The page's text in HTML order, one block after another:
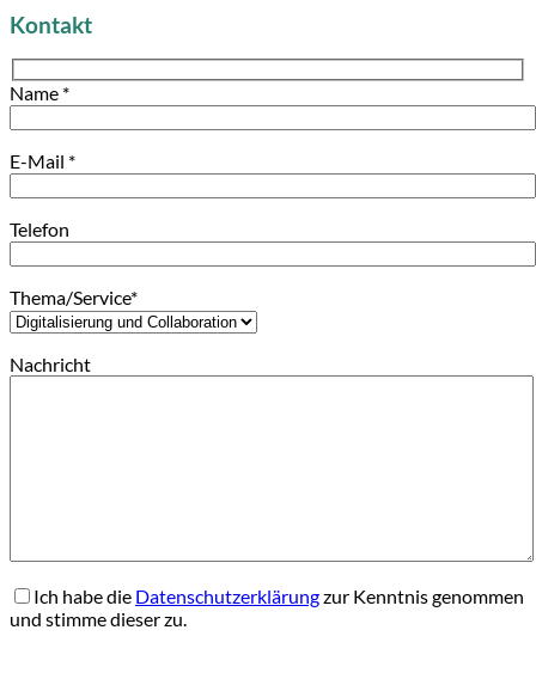
Kontakt
Name *
E-Mail *
Telefon
Thema/Service*
Nachricht
Ich habe die Datenschutzerklärungzur Kenntnis genommen
und stimme dieser zu.